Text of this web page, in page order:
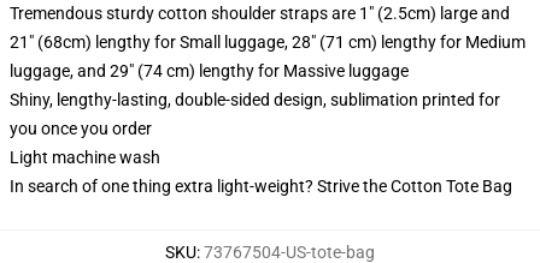
Tremendous sturdy cotton shoulder straps are 1" (2.5cm) large and
21" (68cm) lengthy for Small luggage, 28" (71 cm) lengthy for Medium
luggage, and 29" (74 cm) lengthy for Massive luggage
Shiny, lengthy-lasting, double-sided design, sublimation printed for
you once you order
Light machine wash
In search of one thing extra light-weight? Strive the Cotton Tote Bag
SKU:73767504-US-tote-bag